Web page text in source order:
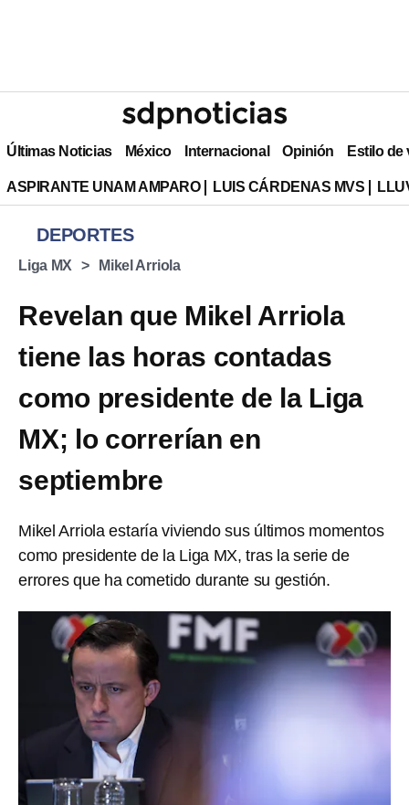
Últimas Noticias México Internacional Opinión Estilo de
ASPIRANTE UNAM AMPARO LUIS CÁRDENAS MVS
DEPORTES
Liga MX Mikel Arriola
Revelan que Mikel Arriola
tiene las horas contadas
como presidente de la Liga
MX; lo correrían en
septiembre
Mikel Arriola estaría viviendo sus últimos momentos
como presidente de la Liga MX, tras la serie de
errores que ha cometido durante su gestión.